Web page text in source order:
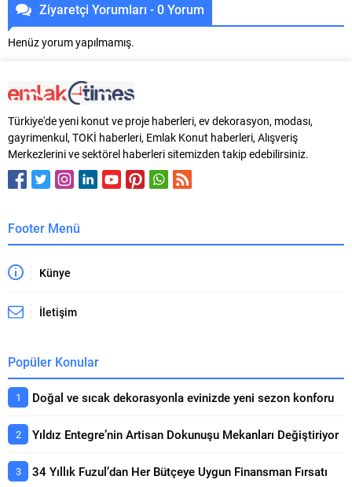
Ziyaretçi Yorumları - 0 Yorum
Henüz yorum yapılmamış.
Türkiye'de yeni konut ve proje haberleri, ev dekorasyon, modası,
gayrimenkul, TOKİ haberleri, Emlak Konut haberleri, Alışveriş
Merkezlerini ve sektörel haberleri sitemizden takip edebilirsiniz.
Footer Menü
Künye
İletişim
Popüler Konular
Doğal ve sıcak dekorasyonla evinizde yeni sezon konforu
Yıldız Entegre’nin Artisan Dokunuşu Mekanları Değiştiriyor
34 Yıllık Fuzul’dan Her Bütçeye Uygun Finansman Fırsatı